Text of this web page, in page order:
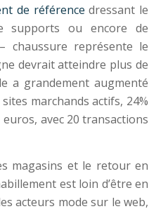
de référence dressant le
supports ou encore de
chaussure représente le
devrait atteindre plus de
a grandement augmenté
marchands actifs, 24%
avec 20 transactions
magasins et le retour en
est loin d’être en
acteurs mode sur le web,